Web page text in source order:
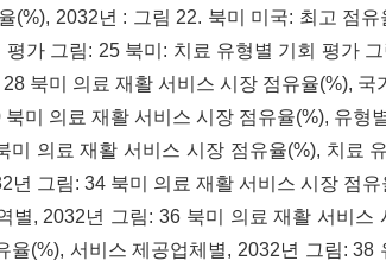
(%), 2032년 : 그림 22. 북미 미국: 최고 점
가 그림: 25 북미: 치료 유형별 기회 평가
북미 의료 재활 서비스 시장 점유율(%),
미 의료 재활 서비스 시장 점유율(%), 유형
미 의료 재활 서비스 시장 점유율(%), 치료
년 그림: 34 북미 의료 재활 서비스 시장 점
별, 2032년 그림: 36 북미 의료 재활 서비
율(%), 서비스 제공업체별, 2032년 그림: